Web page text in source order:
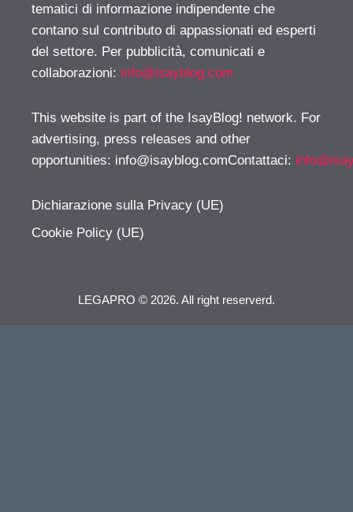
tematici di informazione indipendente che
contano sul contributo di appassionati ed esperti
del settore. Per pubblicità, comunicati e
collaborazioni: info@isayblog.com
This website is part of the IsayBlog! network. For
advertising, press releases and other
opportunities: info@isayblog.comContattaci:
Dichiarazione sulla Privacy (UE)
Cookie Policy (UE)
LEGAPRO © 2026. All right reserverd.